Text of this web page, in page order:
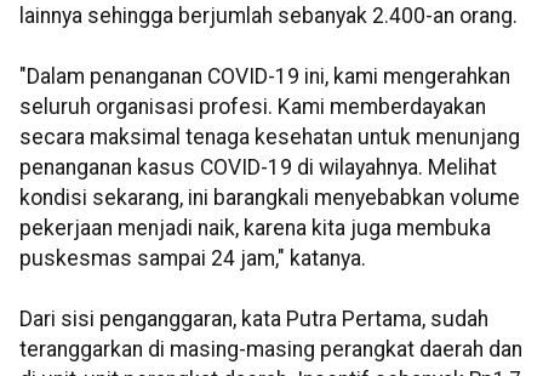
lainnya sehingga berjumlah sebanyak 2.400-an orang.
"Dalam penanganan COVID-19 ini, kami mengerahkan
seluruh organisasi profesi. Kami memberdayakan
secara maksimal tenaga kesehatan untuk menunjang
penanganan kasus COVID-19 di wilayahnya. Melihat
kondisi sekarang, ini barangkali menyebabkan volume
pekerjaan menjadi naik, karena kita juga membuka
puskesmas sampai 24 jam," katanya.
Dari sisi penganggaran, kata Putra Pertama, sudah
teranggarkan di masing-masing perangkat daerah dan